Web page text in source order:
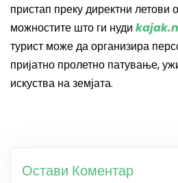
пристап преку директни
можностите што ги нуди
турист може да организира
пријатно пролетно патување,
искуства на земјата.
Остави Коментар